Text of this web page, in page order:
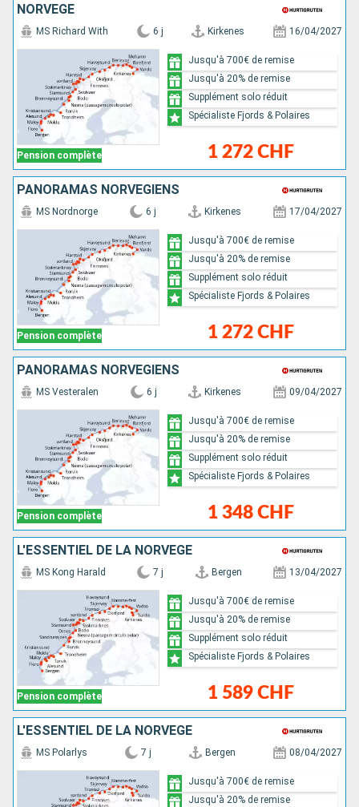
NORVÈGE
Pension complète
MS Richard With 6 j Kirkenes 16/04/2027
1 272 CHF
Jusqu'à 700€ de remise
Jusqu'à 20% de remise
Supplément solo réduit
Spécialiste Fjords & Polaires
PANORAMAS NORVÉGIENS
Pension complète
MS Nordnorge 6 j Kirkenes 17/04/2027
1 272 CHF
Jusqu'à 700€ de remise
Jusqu'à 20% de remise
Supplément solo réduit
Spécialiste Fjords & Polaires
PANORAMAS NORVÉGIENS
Pension complète
MS Vesteralen 6 j Kirkenes 09/04/2027
1 348 CHF
Jusqu'à 700€ de remise
Jusqu'à 20% de remise
Supplément solo réduit
Spécialiste Fjords & Polaires
L'ESSENTIEL DE LA NORVÈGE
Pension complète
MS Kong Harald 7 j Bergen 13/04/2027
1 589 CHF
Jusqu'à 700€ de remise
Jusqu'à 20% de remise
Supplément solo réduit
Spécialiste Fjords & Polaires
L'ESSENTIEL DE LA NORVÈGE
MS Polarlys 7 j Bergen 08/04/2027
Jusqu'à 700€ de remise
Jusqu'à 20% de remise